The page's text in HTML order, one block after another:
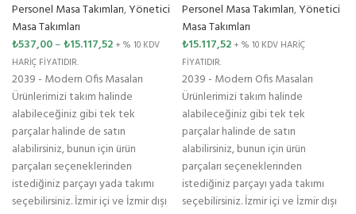
Personel Masa Takımları,Yönetici
Masa Takımları
₺537,00–₺15.117,52 + % 10 KDV
HARİÇ FİYATIDIR.
2039 - Modern Ofis Masaları
Ürünlerimizi takım halinde
alabileceğiniz gibi tek tek
parçalar halinde de satın
alabilirsiniz, bunun için ürün
parçaları seçeneklerinden
istediğiniz parçayı yada takımı
seçebilirsiniz. İzmir içi ve İzmir dışı
Personel Masa Takımları,Yönetici
Masa Takımları
₺15.117,52 + % 10 KDV HARİÇ
FİYATIDIR.
2039 - Modern Ofis Masaları
Ürünlerimizi takım halinde
alabileceğiniz gibi tek tek
parçalar halinde de satın
alabilirsiniz, bunun için ürün
parçaları seçeneklerinden
istediğiniz parçayı yada takımı
seçebilirsiniz. İzmir içi ve İzmir dışı